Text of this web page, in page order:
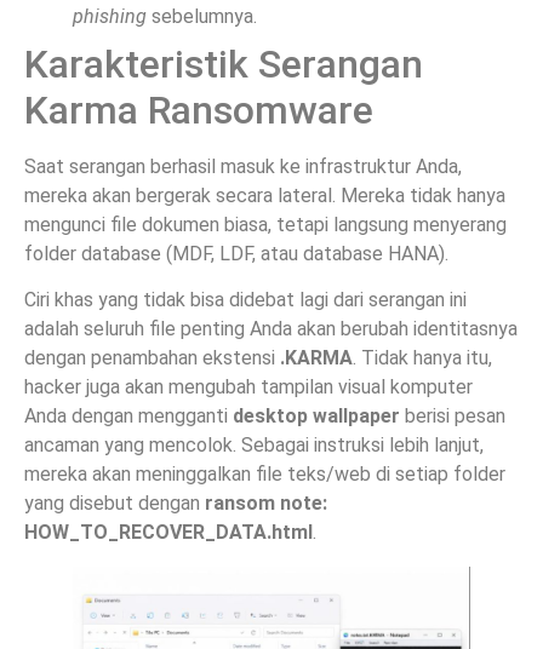
phishing sebelumnya.
Karakteristik Serangan
Karma Ransomware
Saat serangan berhasil masuk ke infrastruktur Anda,
mereka akan bergerak secara lateral. Mereka tidak hanya
mengunci file dokumen biasa, tetapi langsung menyerang
folder database (MDF, LDF, atau database HANA).
Ciri khas yang tidak bisa didebat lagi dari serangan ini
adalah seluruh file penting Anda akan berubah identitasnya
dengan penambahan ekstensi .KARMA. Tidak hanya itu,
hacker juga akan mengubah tampilan visual komputer
Anda dengan mengganti desktop wallpaper berisi pesan
ancaman yang mencolok. Sebagai instruksi lebih lanjut,
mereka akan meninggalkan file teks/web di setiap folder
yang disebut dengan ransom note:
HOW_TO_RECOVER_DATA.html.